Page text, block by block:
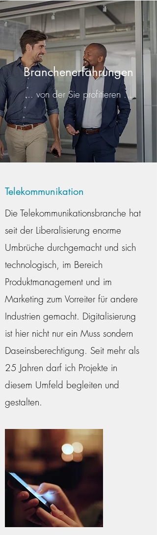
Branchenerfahrungen
... von der Sie profitieren ...
Telekommunikation
Die Telekommunikationsbranche hat
seit der Liberalisierung enorme
Umbrüche durchgemacht und sich
technologisch, im Bereich
Produktmanagement und im
Marketing zum Vorreiter für andere
Industrien gemacht. Digitalisierung
ist hier nicht nur ein Muss sondern
Daseinsberechtigung. Seit mehr als
25 Jahren darf ich Projekte in
diesem Umfeld begleiten und
gestalten.